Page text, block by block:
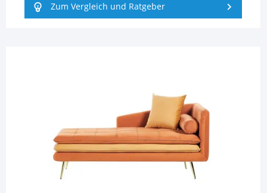
Zum Vergleich und Ratgeber